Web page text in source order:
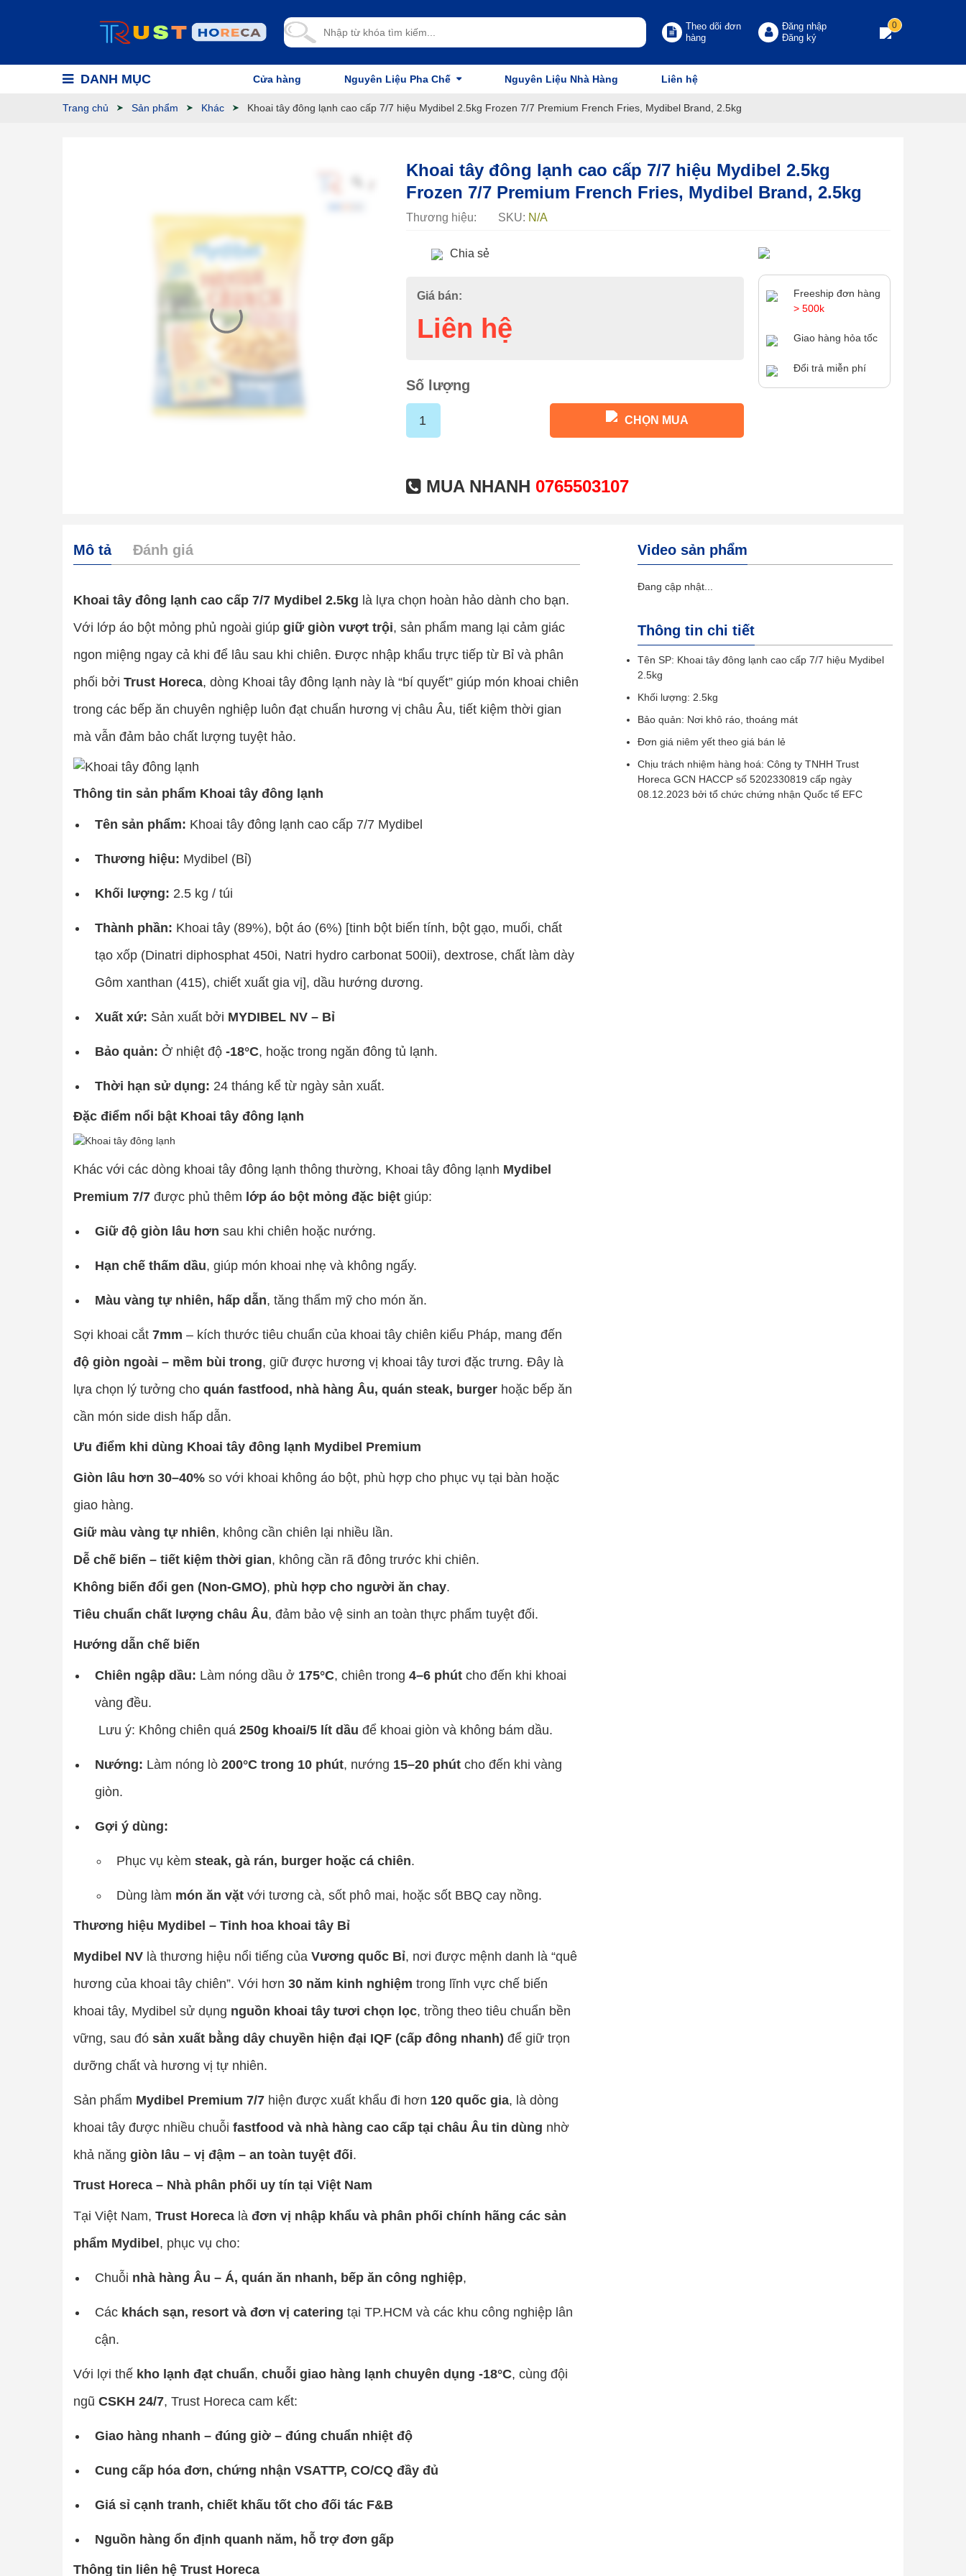
Theo dõi đơn
hàng
Đăng nhập
Đăng ký
0
DANH MỤC Cửa hàng Nguyên Liệu Pha Chế Nguyên Liệu Nhà Hàng Liên hệ
Trang chủ Sản phẩm Khác Khoai tây đông lạnh cao cấp 7/7 hiệu Mydibel 2.5kg Frozen 7/7 Premium French Fries, Mydibel Brand, 2.5kg
Khoai tây đông lạnh cao cấp 7/7 hiệu Mydibel 2.5kg
Frozen 7/7 Premium French Fries, Mydibel Brand, 2.5kg
Thương hiệu: SKU: N/A
Chia sẻ
Giá bán:
Liên hệ
Số lượng
CHỌN MUA
MUA NHANH 0765503107
Freeship đơn hàng
> 500k
Giao hàng hỏa tốc
Đổi trả miễn phí
Mô tả Đánh giá
Khoai tây đông lạnh cao cấp 7/7 Mydibel 2.5kg là lựa chọn hoàn hảo dành cho bạn.
Với lớp áo bột mỏng phủ ngoài giúp giữ giòn vượt trội, sản phẩm mang lại cảm giác
ngon miệng ngay cả khi để lâu sau khi chiên. Được nhập khẩu trực tiếp từ Bỉ và phân
phối bởi Trust Horeca, dòng Khoai tây đông lạnh này là “bí quyết” giúp món khoai chiên
trong các bếp ăn chuyên nghiệp luôn đạt chuẩn hương vị châu Âu, tiết kiệm thời gian
mà vẫn đảm bảo chất lượng tuyệt hảo.
Thông tin sản phẩm Khoai tây đông lạnh
Tên sản phẩm: Khoai tây đông lạnh cao cấp 7/7 Mydibel
Thương hiệu: Mydibel (Bỉ)
Khối lượng: 2.5 kg / túi
Thành phần: Khoai tây (89%), bột áo (6%) [tinh bột biến tính, bột gạo, muối, chất
tạo xốp (Dinatri diphosphat 450i, Natri hydro carbonat 500ii), dextrose, chất làm dày
Gôm xanthan (415), chiết xuất gia vị], dầu hướng dương.
Xuất xứ: Sản xuất bởi MYDIBEL NV – Bỉ
Bảo quản: Ở nhiệt độ -18°C, hoặc trong ngăn đông tủ lạnh.
Thời hạn sử dụng: 24 tháng kể từ ngày sản xuất.
Đặc điểm nổi bật Khoai tây đông lạnh
Khác với các dòng khoai tây đông lạnh thông thường, Khoai tây đông lạnh Mydibel
Premium 7/7 được phủ thêm lớp áo bột mỏng đặc biệt giúp:
Giữ độ giòn lâu hơn sau khi chiên hoặc nướng.
Hạn chế thấm dầu, giúp món khoai nhẹ và không ngấy.
Màu vàng tự nhiên, hấp dẫn, tăng thẩm mỹ cho món ăn.
Sợi khoai cắt 7mm – kích thước tiêu chuẩn của khoai tây chiên kiểu Pháp, mang đến
độ giòn ngoài – mềm bùi trong, giữ được hương vị khoai tây tươi đặc trưng. Đây là
lựa chọn lý tưởng cho quán fastfood, nhà hàng Âu, quán steak, burger hoặc bếp ăn
cần món side dish hấp dẫn.
Ưu điểm khi dùng Khoai tây đông lạnh Mydibel Premium
Giòn lâu hơn 30–40% so với khoai không áo bột, phù hợp cho phục vụ tại bàn hoặc
giao hàng.
Giữ màu vàng tự nhiên, không cần chiên lại nhiều lần.
Dễ chế biến – tiết kiệm thời gian, không cần rã đông trước khi chiên.
Không biến đổi gen (Non-GMO), phù hợp cho người ăn chay.
Tiêu chuẩn chất lượng châu Âu, đảm bảo vệ sinh an toàn thực phẩm tuyệt đối.
Hướng dẫn chế biến
Chiên ngập dầu: Làm nóng dầu ở 175°C, chiên trong 4–6 phút cho đến khi khoai
vàng đều.
Lưu ý: Không chiên quá 250g khoai/5 lít dầu để khoai giòn và không bám dầu.
Nướng: Làm nóng lò 200°C trong 10 phút, nướng 15–20 phút cho đến khi vàng
giòn.
Gợi ý dùng:
Phục vụ kèm steak, gà rán, burger hoặc cá chiên.
Dùng làm món ăn vặt với tương cà, sốt phô mai, hoặc sốt BBQ cay nồng.
Thương hiệu Mydibel – Tinh hoa khoai tây Bỉ
Mydibel NV là thương hiệu nổi tiếng của Vương quốc Bỉ, nơi được mệnh danh là “quê
hương của khoai tây chiên”. Với hơn 30 năm kinh nghiệm trong lĩnh vực chế biến
khoai tây, Mydibel sử dụng nguồn khoai tây tươi chọn lọc, trồng theo tiêu chuẩn bền
vững, sau đó sản xuất bằng dây chuyền hiện đại IQF (cấp đông nhanh) để giữ trọn
dưỡng chất và hương vị tự nhiên.
Sản phẩm Mydibel Premium 7/7 hiện được xuất khẩu đi hơn 120 quốc gia, là dòng
khoai tây được nhiều chuỗi fastfood và nhà hàng cao cấp tại châu Âu tin dùng nhờ
khả năng giòn lâu – vị đậm – an toàn tuyệt đối.
Trust Horeca – Nhà phân phối uy tín tại Việt Nam
Tại Việt Nam, Trust Horeca là đơn vị nhập khẩu và phân phối chính hãng các sản
phẩm Mydibel , phục vụ cho:
Chuỗi nhà hàng Âu – Á, quán ăn nhanh, bếp ăn công nghiệp,
Các khách sạn, resort và đơn vị catering tại TP.HCM và các khu công nghiệp lân
cận.
Với lợi thế kho lạnh đạt chuẩn, chuỗi giao hàng lạnh chuyên dụng -18°C, cùng đội
ngũ CSKH 24/7, Trust Horeca cam kết:
Giao hàng nhanh – đúng giờ – đúng chuẩn nhiệt độ
Cung cấp hóa đơn, chứng nhận VSATTP, CO/CQ đầy đủ
Giá sỉ cạnh tranh, chiết khấu tốt cho đối tác F&B
Nguồn hàng ổn định quanh năm, hỗ trợ đơn gấp
Thông tin liên hệ Trust Horeca
Video sản phẩm
Đang cập nhật...
Thông tin chi tiết
Tên SP: Khoai tây đông lạnh cao cấp 7/7 hiệu Mydibel
2.5kg
Khối lượng: 2.5kg
Bảo quản: Nơi khô ráo, thoáng mát
Đơn giá niêm yết theo giá bán lẻ
Chịu trách nhiệm hàng hoá: Công ty TNHH Trust
Horeca GCN HACCP số 5202330819 cấp ngày
08.12.2023 bởi tổ chức chứng nhận Quốc tế EFC